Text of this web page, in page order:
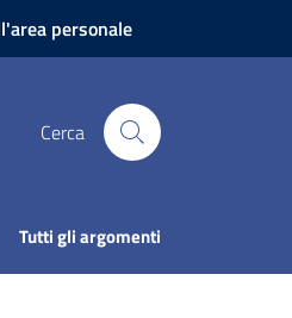
personale
Cerca
Tutti gli argomenti